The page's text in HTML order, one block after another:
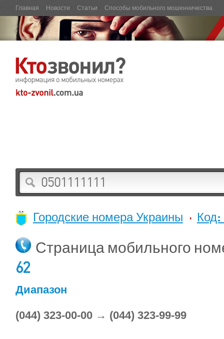
Главная Новости Статьи Способы мобильного мошенничества
Городские номера Украины Код:
Страница мобильного
62
Диапазон
(044) 323-00-00 → (044) 323-99-99